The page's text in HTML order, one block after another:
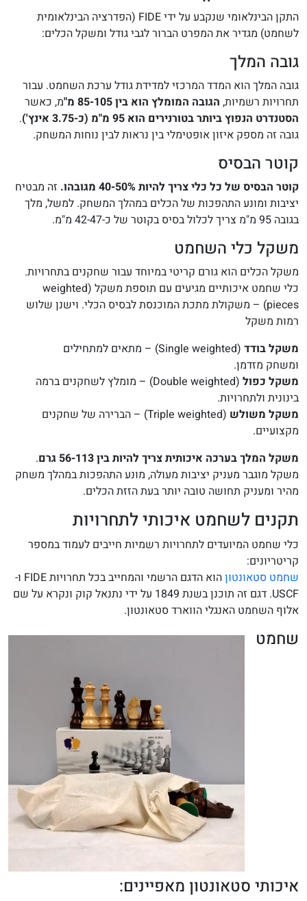
התקן הבינלאומי שנקבע על ידי FIDE (הפדרציה הבינלאומית
לשחמט) מגדיר את המפרט הברור לגבי גודל ומשקל הכלים:
גובה המלך
גובה המלך הוא המדד המרכזי למדידת גודל ערכת השחמט. עבור
תחרויות רשמיות, הגובה המומלץ הוא בין 85-105 מ"
מ, כאשר
הסטנדרט הנפוץ ביותר בטורנירים הוא 95 מ"מ (כ-3.75 אינץ')
.
גובה זה מספק איזון אופטימלי בין נראות לבין נוחות המשחק.
קוטר הבסיס
קוטר הבסיס של כל כלי צריך להיות 40-50% מגובהו.
זה מבטיח
יציבות ומונע התהפכות של הכלים במהלך המשחק. למשל, מלך
בגובה 95 מ"מ צריך לכלול בסיס בקוטר של כ-42-47 מ"מ.
משקל כלי השחמט
משקל הכלים הוא גורם קריטי במיוחד עבור שחקנים בתחרויות.
כלי שחמט איכותיים מגיעים עם תוספת משקל (weighted
pieces) – משקולת מתכת המוכנסת לבסיס הכלי. וישנן שלוש
רמות משקל
משקל בודד
(Single weighted) – מתאים למתחילים
ומשחק מזדמן.
משקל כפול
(Double weighted) – מומלץ לשחקנים ברמה
בינונית ולתחרויות.
משקל משולש
(Triple weighted) – הברירה של שחקנים
מקצועיים.
משקל המלך בערכה איכותית צריך להיות בין 56-113 גרם
.
משקל מוגבר מעניק יציבות מעולה, מונע התהפכות במהלך משחק
מהיר ומעניק תחושה טובה יותר בעת הזזת הכלים.
תקנים לשחמט איכותי לתחרויות
כלי שחמט המיועדים לתחרויות רשמיות חייבים לעמוד במספר
קריטריונים:
שחמט סטאונטון
הוא הדגם הרשמי והמחייב בכל תחרויות FIDE ו-
USCF. דגם זה תוכנן בשנת 1849 על ידי נתנאל קוק ונקרא על שם
אלוף השחמט האנגלי הווארד סטאונטון.
שחמט
איכותי סטאונטון מאפיינים: